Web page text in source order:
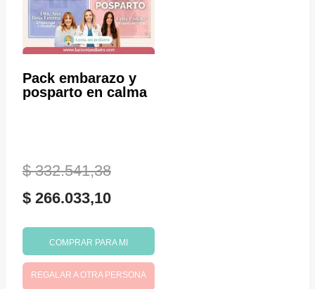
Pack embarazo y
posparto en calma
$332.541,38El
precio
original
era:
$ 332.541,38.
$ 266.033,10El
precio
actual
es:
COMPRAR PARA MI
REGALAR A OTRA PERSONA